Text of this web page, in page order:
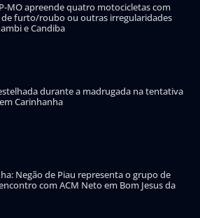
MO apreende quatro motocicletas com
de furto/roubo ou outras irregularidades
e Candiba
durante a madrugada na tentativa
Carinhanha
Negão de Piau representa o grupo de
com ACM Neto em Bom Jesus da